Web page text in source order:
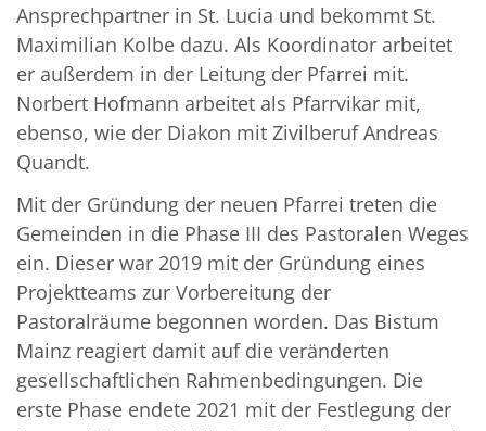
Ansprechpartner in St. Lucia und bekommt St.
Maximilian Kolbe dazu. Als Koordinator arbeitet
er außerdem in der Leitung der Pfarrei mit.
Norbert Hofmann arbeitet als Pfarrvikar mit,
ebenso, wie der Diakon mit Zivilberuf Andreas
Quandt.
Mit der Gründung der neuen Pfarrei treten die
Gemeinden in die Phase III des Pastoralen Weges
ein. Dieser war 2019 mit der Gründung eines
Projektteams zur Vorbereitung der
Pastoralräume begonnen worden. Das Bistum
Mainz reagiert damit auf die veränderten
gesellschaftlichen Rahmenbedingungen. Die
erste Phase endete 2021 mit der Festlegung der